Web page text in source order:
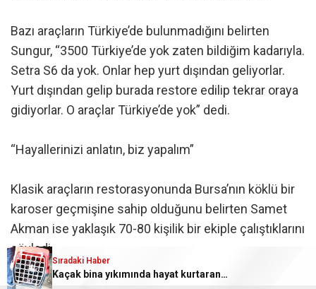
Bazı araçların Türkiye’de bulunmadığını belirten
Sungur, “3500 Türkiye’de yok zaten bildiğim kadarıyla.
Setra S6 da yok. Onlar hep yurt dışından geliyorlar.
Yurt dışından gelip burada restore edilip tekrar oraya
gidiyorlar. O araçlar Türkiye’de yok” dedi.
“Hayallerinizi anlatın, biz yapalım”
Klasik araçların restorasyonunda Bursa’nın köklü bir
karoser geçmişine sahip olduğunu belirten Samet
Akman ise yaklaşık 70-80 kişilik bir ekiple çalıştıklarını
söyledi.
Sıradaki Haber
Kaçak bina yıkımında hayat kurtaran müdahale